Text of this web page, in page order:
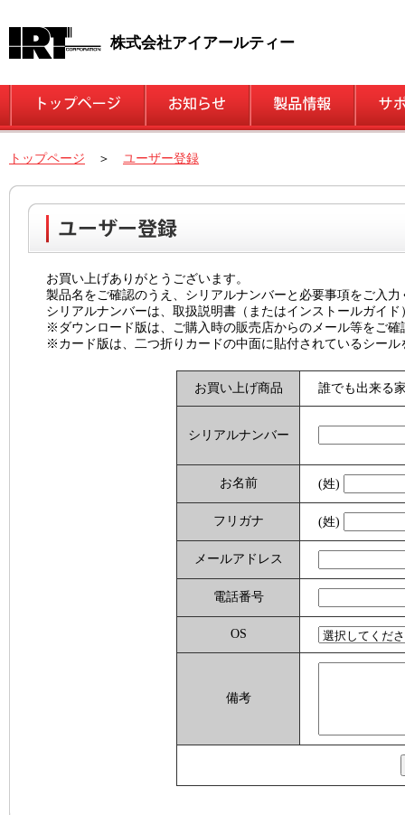
株式会社アイアールティー
トップページ ＞ ユーザー登録
お買い上げありがとうございます。
製品名をご確認のうえ、シリアルナンバーと必要事項をご入力
シリアルナンバーは、取扱説明書（またはインストールガイ
※ダウンロード版は、ご購入時の販売店からのメール等をご確
※カード版は、二つ折りカードの中面に貼付されているシール
お買い上げ商品 誰でも出来る
シリアルナンバー
お名前 (姓)
フリガナ (姓)
メールアドレス
電話番号
OS
備考